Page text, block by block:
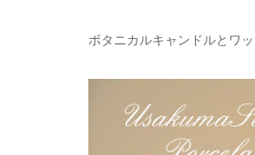
ボタニカルキャンドルとワ